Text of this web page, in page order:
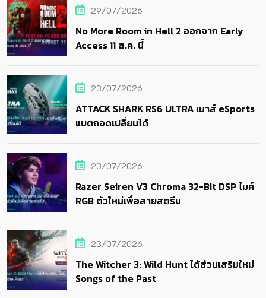
29/07/2026
No More Room in Hell 2 ออกจาก Early
Access 11 ส.ค. นี้
23/07/2026
ATTACK SHARK RS6 ULTRA เมาส์ eSports
แบตถอดเปลี่ยนได้
23/07/2026
Razer Seiren V3 Chroma 32-Bit DSP ไมค์
RGB ตัวใหม่เพื่อสายสตรีม
23/07/2026
The Witcher 3: Wild Hunt ได้ส่วนเสริมใหม่
Songs of the Past